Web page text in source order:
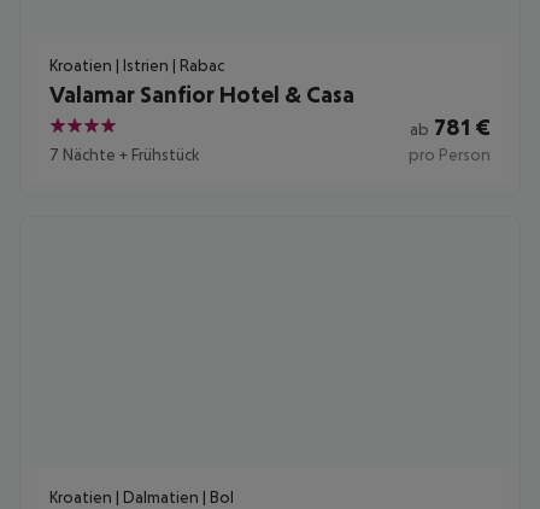
Kroatien | Istrien | Rabac
Valamar Sanfior Hotel & Casa
4
7 Nächte + Frühstück
ab 781 €
pro Person
Kroatien | Dalmatien | Bol